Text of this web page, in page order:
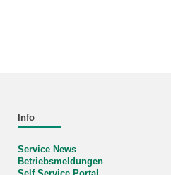
Info
Service News
Betriebsmeldungen